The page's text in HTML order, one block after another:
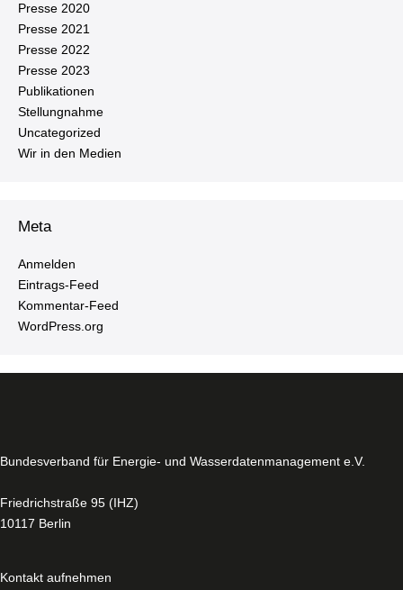
Presse 2020
Presse 2021
Presse 2022
Presse 2023
Pu­bli­ka­tio­nen
Stel­lung­nah­me
Un­ca­te­go­ri­zed
Wir in den Medien
Meta
Anmelden
Ein­trags-Feed
Kom­men­tar-Feed
WordPress.​org
Bun­des­ver­band für Energie- und Was­ser­da­ten­ma­nage­ment e.V.
Fried­rich­stra­ße 95 (IHZ)
10117 Berlin
Kontakt aufnehmen